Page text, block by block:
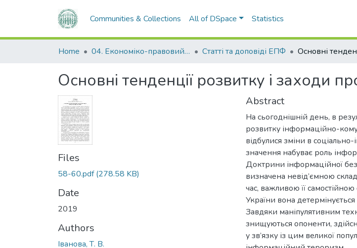
Communities & Collections All of DSpace Statistics
Home 04. Економіко-правовий факультет Статті та доповіді ЕПФ
Основні тенденції розвитку і заходи
Files
58-60.pdf(278.58 KB)
Date
2019
Authors
Іванова, Т. В.
Abstract
На сьогоднішній день, в
розвитку інформаційно-
відбулися зміни в
значення набуває роль
Доктрини інформаційної
визначена невід’ємною
час, важливою її
України вона
Завдяки маніпулятивним
знищуються опоненти,
у зв’язку із цим великої